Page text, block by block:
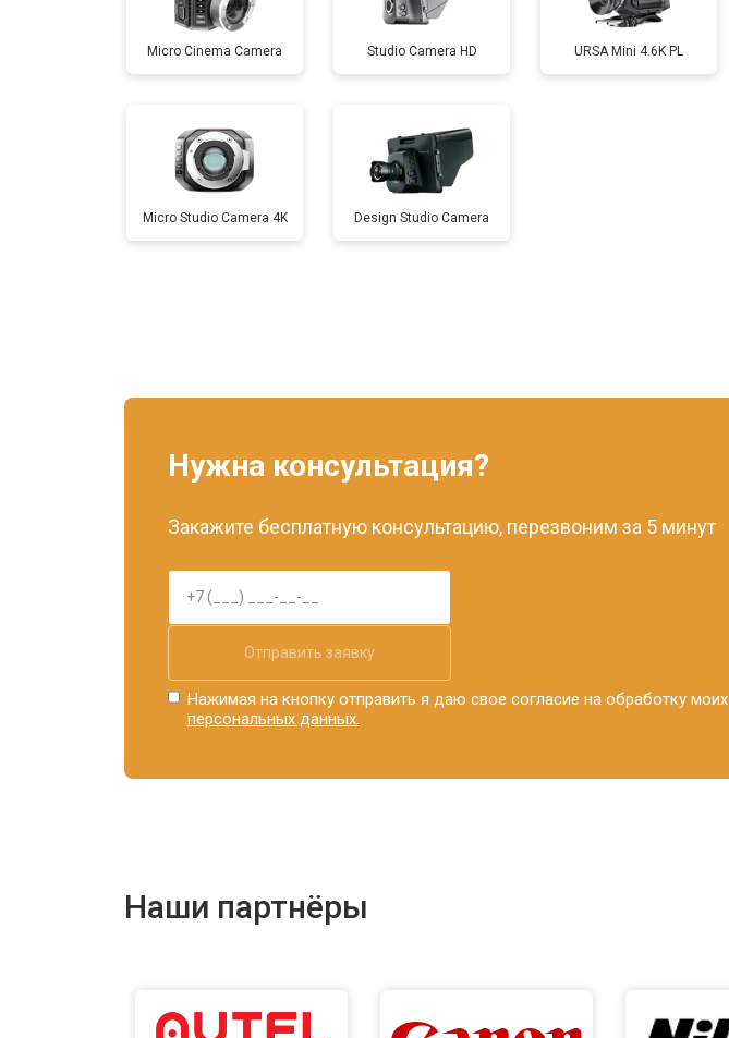
Ремонт объектива
Micro Cinema Camera Studio Camera HD URSA Mini 4.6K PL
Micro Studio Camera 4K Design Studio Camera
Нужна консультация?
Закажите бесплатную консультацию, перезвоним за 5 минут
Отправить заявку
Нажимая на кнопку отправить я даю свое согласие на обработку моих
персональных данных.
Наши партнёры